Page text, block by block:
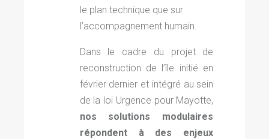
le plan technique que sur
l’accompagnement humain.
Dans le cadre du projet de
reconstruction de l’île initié en
février dernier et intégré au sein
de la loi Urgence pour Mayotte,
nos solutions modulaires
répondent à des enjeux